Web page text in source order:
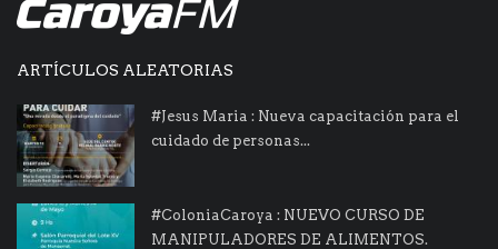
ARTÍCULOS ALEATORIAS
#Jesus Maria : Nueva capacitación para el
cuidado de personas...
#ColoniaCaroya : NUEVO CURSO DE
MANIPULADORES DE ALIMENTOS.